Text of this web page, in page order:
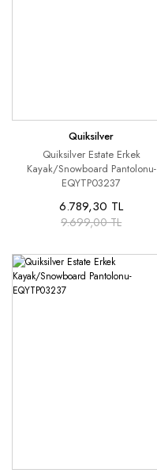
Quiksilver
Quiksilver Estate Erkek
Kayak/Snowboard Pantolonu-
EQYTP03237
6.789,30 TL
9.699,00 TL